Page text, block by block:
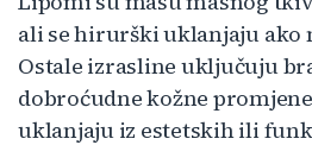
ali se hirurški uklanjaju ako
Ostale izrasline uključuju
dobroćudne kožne
uklanjaju iz estetskih ili